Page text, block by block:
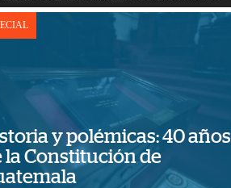
y polémicas: 40 años
la Constitución de